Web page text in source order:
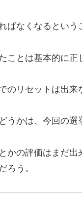
ばなくなるという
ことは基本的に正
のリセットは出
うかは、今回の選
かの評価はまだ
ろう。